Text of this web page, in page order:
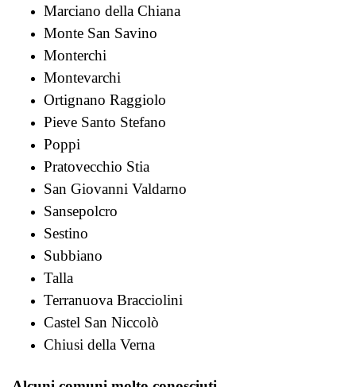
Marciano della Chiana
Monte San Savino
Monterchi
Montevarchi
Ortignano Raggiolo
Pieve Santo Stefano
Poppi
Pratovecchio Stia
San Giovanni Valdarno
Sansepolcro
Sestino
Subbiano
Talla
Terranuova Bracciolini
Castel San Niccolò
Chiusi della Verna